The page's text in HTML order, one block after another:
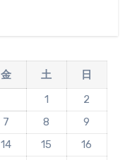
金 土
日
1
2
7 8
9
14 15
16